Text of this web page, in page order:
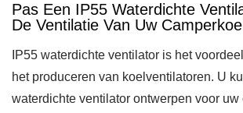
Pas Een IP55 Waterdichte
De Ventilatie Van Uw
IP55 waterdichte ventilator is het
het produceren van koelventilatoren. U
waterdichte ventilator ontwerpen voor uw